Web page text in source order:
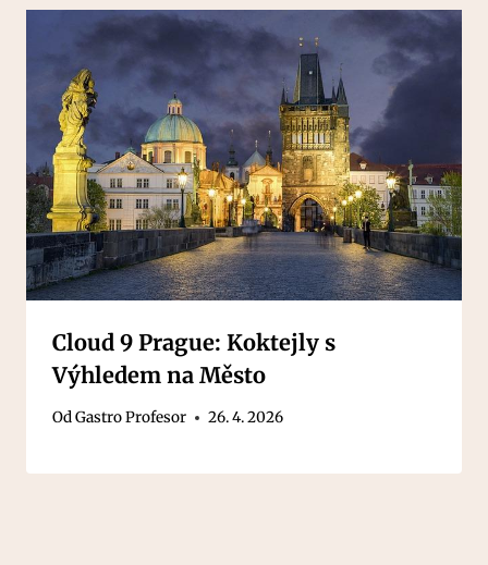
Cloud 9 Prague: Koktejly s
Výhledem na Město
OdGastro Profesor 26. 4. 2026